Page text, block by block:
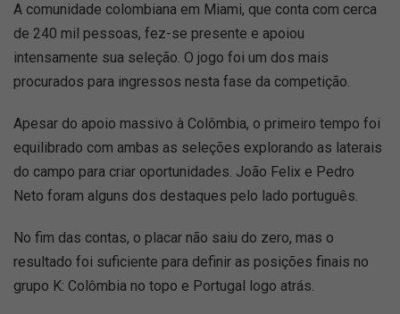
A comunidade colombiana em Miami, que conta com cerca
de 240 mil pessoas, fez-se presente e apoiou
intensamente sua seleção. O jogo foi um dos mais
procurados para ingressos nesta fase da competição.
Apesar do apoio massivo à Colômbia, o primeiro tempo foi
equilibrado com ambas as seleções explorando as laterais
do campo para criar oportunidades. João Felix e Pedro
Neto foram alguns dos destaques pelo lado português.
No fim das contas, o placar não saiu do zero, mas o
resultado foi suficiente para definir as posições finais no
grupo K: Colômbia no topo e Portugal logo atrás.